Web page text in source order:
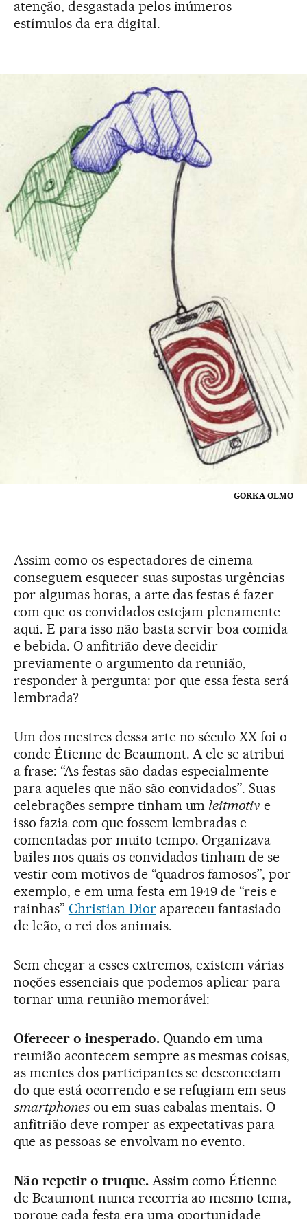
atenção, desgastada pelos inúmeros
estímulos da era digital.
GORKA OLMO
Assim como os espectadores de cinema
conseguem esquecer suas supostas urgências
por algumas horas, a arte das festas é fazer
com que os convidados estejam plenamente
aqui. E para isso não basta servir boa comida
e bebida. O anfitrião deve decidir
previamente o argumento da reunião,
responder à pergunta: por que essa festa será
lembrada?
Um dos mestres dessa arte no século XX foi o
conde Étienne de Beaumont. A ele se atribui
a frase: “As festas são dadas especialmente
para aqueles que não são convidados”. Suas
celebrações sempre tinham um leitmotiv e
isso fazia com que fossem lembradas e
comentadas por muito tempo. Organizava
bailes nos quais os convidados tinham de se
vestir com motivos de “quadros famosos”, por
exemplo, e em uma festa em 1949 de “reis e
rainhas” Christian Diorapareceu fantasiado
de leão, o rei dos animais.
Sem chegar a esses extremos, existem várias
noções essenciais que podemos aplicar para
tornar uma reunião memorável:
Oferecer o inesperado.Quando em uma
reunião acontecem sempre as mesmas coisas,
as mentes dos participantes se desconectam
do que está ocorrendo e se refugiam em seus
smartphonesou em suas cabalas mentais. O
anfitrião deve romper as expectativas para
que as pessoas se envolvam no evento.
Não repetir o truque.Assim como Étienne
de Beaumont nunca recorria ao mesmo tema,
porque cada festa era uma oportunidade